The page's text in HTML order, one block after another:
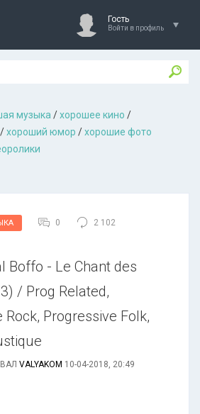
Гость
Войти в профиль
музыкa /хорошее кино /
/хороший юмор /хорошие фото
0 2 102
Boffo - Le Chant des
/ Prog Related,
Rock, Progressive Folk,
VALYAKOM 10-04-2018, 20:49